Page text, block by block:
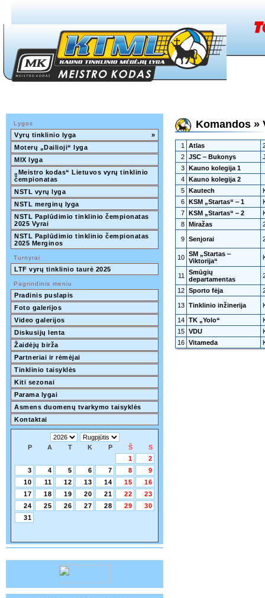
Lygos
Vyrų tinklinio lyga
»
Moterų „Dailioji“ lyga
MIX lyga
„Meistro kodas“ Lietuvos vyrų tinklinio
čempionatas
NSTL vyrų lyga
NSTL merginų lyga
NSTL Paplūdimio tinklinio čempionatas
2025 Vyrai
NSTL Paplūdimio tinklinio čempionatas
2025 Merginos
Turnyrai
LTF vyrų tinklinio taurė 2025
Pagrindinis meniu
Pradinis puslapis
Foto galerijos
Video galerijos
Diskusijų lenta
Žaidėjų birža
Partneriai ir rėmėjai
Tinklinio taisyklės
Kiti sezonai
Parama lygai
Asmens duomenų tvarkymo taisyklės
Kontaktai
P A T K P Š
S
1
2
3
4 5 6 7 8
9
10
11 12 13 14 15
16
17
18 19 20 21 22
23
24
25 26 27 28 29
30
31
Komandos »
1 Atlas
2 JSC ‒ Bukonys
3 Kauno kolegija 1
4 Kauno kolegija 2
5 Kautech
6 KSM „Startas“ ‒ 1
7 KSM „Startas“ ‒ 2
8 Miražas
9 Senjorai
10 SM „Startas ‒
Viktorija“
11
Smūgių
departamentas
12 Sporto fėja
13 Tinklinio inžinerija
14 TK „Yolo“
15 VDU
16 Vitameda